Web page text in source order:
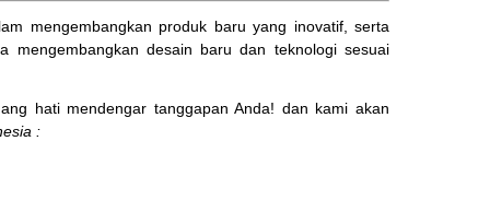
mengembangkan produk baru yang inovatif, serta
mengembangkan desain baru dan teknologi sesuai
hati mendengar tanggapan Anda! dan kami akan
: